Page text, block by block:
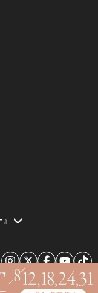
Tokyo Calendar, Inc.